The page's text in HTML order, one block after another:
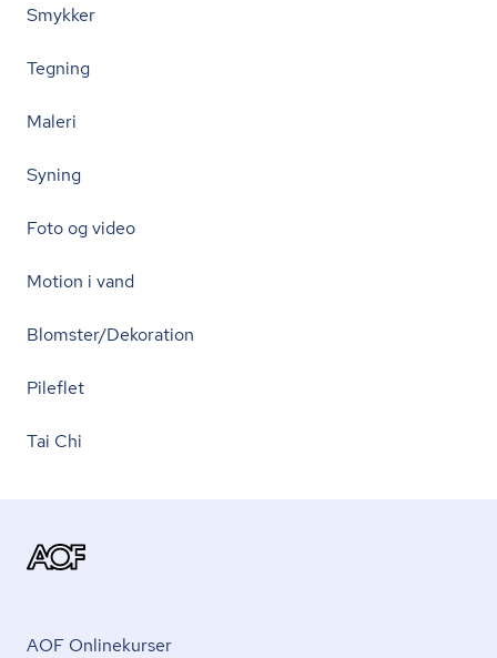
Smykker
Tegning
Maleri
Syning
Foto og video
Motion i vand
Blomster/Dekoration
Pileflet
Tai Chi
AOF Onlinekurser